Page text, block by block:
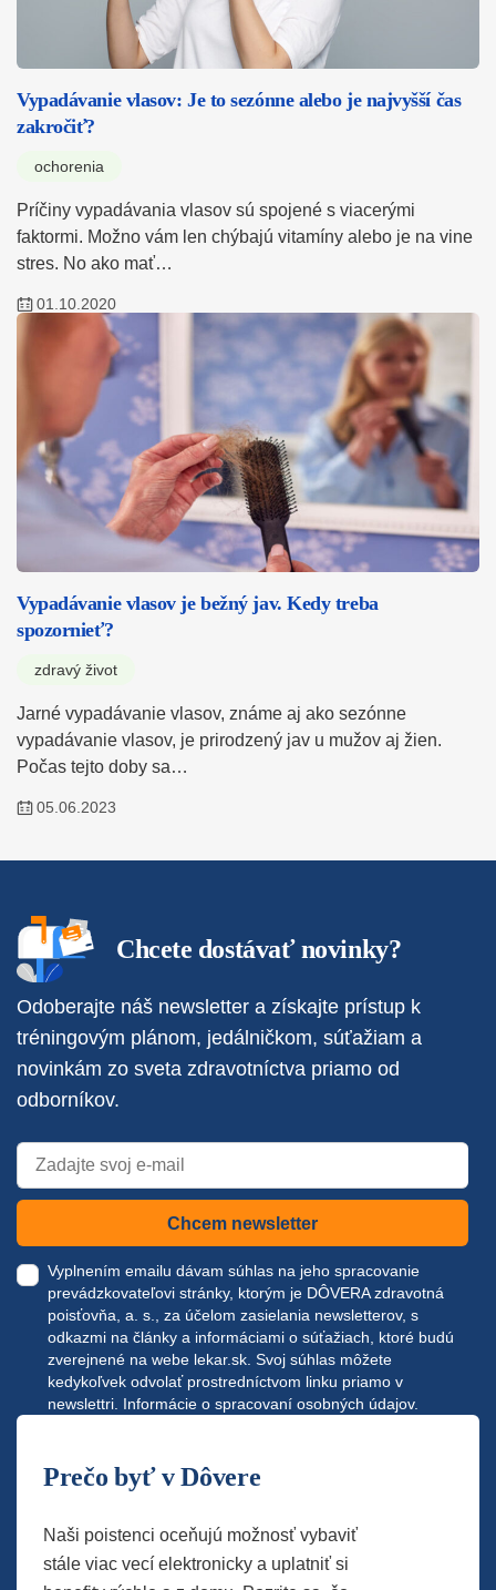
Vypadávanie vlasov: Je to sezónne alebo je najvyšší čas
zakročiť?
ochorenia
Príčiny vypadávania vlasov sú spojené s viacerými
faktormi. Možno vám len chýbajú vitamíny alebo je na vine
stres. No ako mať…
01.10.2020
Vypadávanie vlasov je bežný jav. Kedy treba
spozornieť?
zdravý život
Jarné vypadávanie vlasov, známe aj ako sezónne
vypadávanie vlasov, je prirodzený jav u mužov aj žien.
Počas tejto doby sa…
05.06.2023
Chcete dostávať novinky?
Odoberajte náš newsletter a získajte prístup k
tréningovým plánom, jedálničkom, súťažiam a
novinkám zo sveta zdravotníctva priamo od
odborníkov.
Chcem newsletter
Vyplnením emailu dávam súhlas na jeho spracovanie
prevádzkovateľovi stránky, ktorým je DÔVERA zdravotná
poisťovňa, a. s., za účelom zasielania newsletterov, s
odkazmi na články a informáciami o súťažiach, ktoré budú
zverejnené na webe lekar.sk. Svoj súhlas môžete
kedykoľvek odvolať prostredníctvom linku priamo v
newslettri. Informácie o spracovaní osobných údajov.
Prečo byť v Dôvere
Naši poistenci oceňujú možnosť vybaviť
stále viac vecí elektronicky a uplatniť si